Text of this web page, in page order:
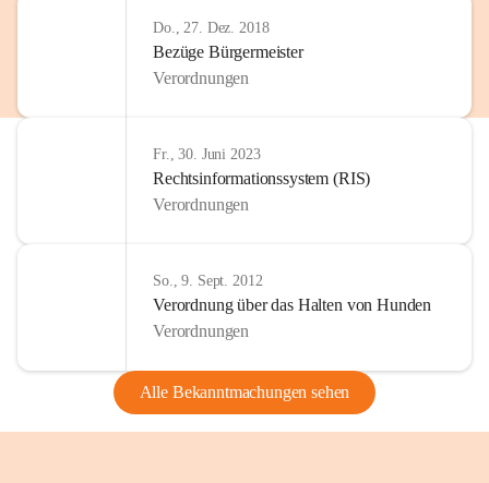
Do., 27. Dez. 2018
Bezüge Bürgermeister
Verordnungen
Fr., 30. Juni 2023
Rechtsinformationssystem (RIS)
Verordnungen
So., 9. Sept. 2012
Verordnung über das Halten von Hunden
Verordnungen
Alle Bekanntmachungen sehen